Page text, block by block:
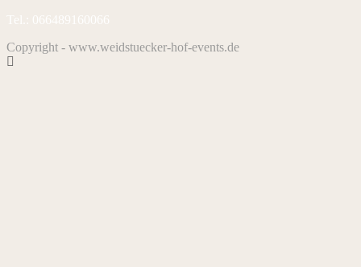
Tel.: 066489160066
Copyright - www.weidstuecker-hof-events.de